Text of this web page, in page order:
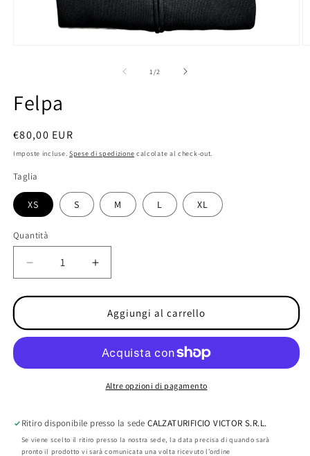
finestra
modale
1 /su2
Felpa
Prezzo
di
€80,00 EUR
Imposte incluse. Spese di spedizione calcolate al check-out.
Taglia
XS S M L XL
Quantità
Quantità
Diminuisci
quantità
per
Aumenta
quantità
per
Felpa
Aggiungi al carrello
Altre opzioni di pagamento
Ritiro disponibile presso la sedeCALZATURIFICIO VICTOR S.R.L.
Se viene scelto il ritiro presso la nostra sede, la data precisa di quando sarà
pronto il prodotto vi sarà comunicata una volta ricevuto l’ordine